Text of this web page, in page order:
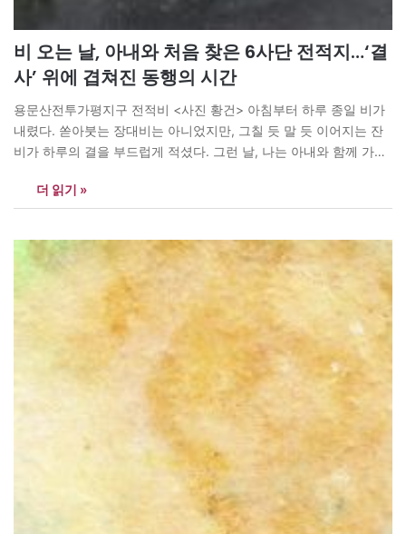
비 오는 날, 아내와 처음 찾은 6사단 전적지…‘결
사’ 위에 겹쳐진 동행의 시간
용문산전투가평지구 전적비 <사진 황건> 아침부터 하루 종일 비가
내렸다. 쏟아붓는 장대비는 아니었지만, 그칠 듯 말 듯 이어지는 잔
비가 하루의 결을 부드럽게 적셨다. 그런 날, 나는 아내와 함께 가평
좁고 가파른 언덕을 오르다 보니 더 이상 올라갈 수 없도록 바닥에
기둥이 박혀…
더 읽기 »